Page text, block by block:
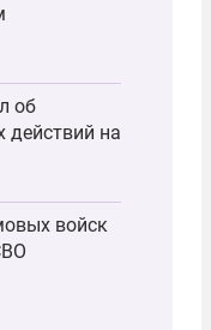
об
действий на
войск